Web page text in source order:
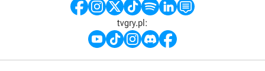
tvgry.pl: